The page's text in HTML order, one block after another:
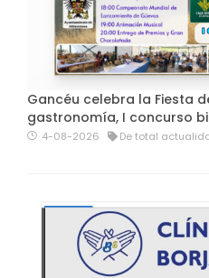
Gancéu celebra la Fiesta
gastronomía, I concurso
4-08-2026 De total